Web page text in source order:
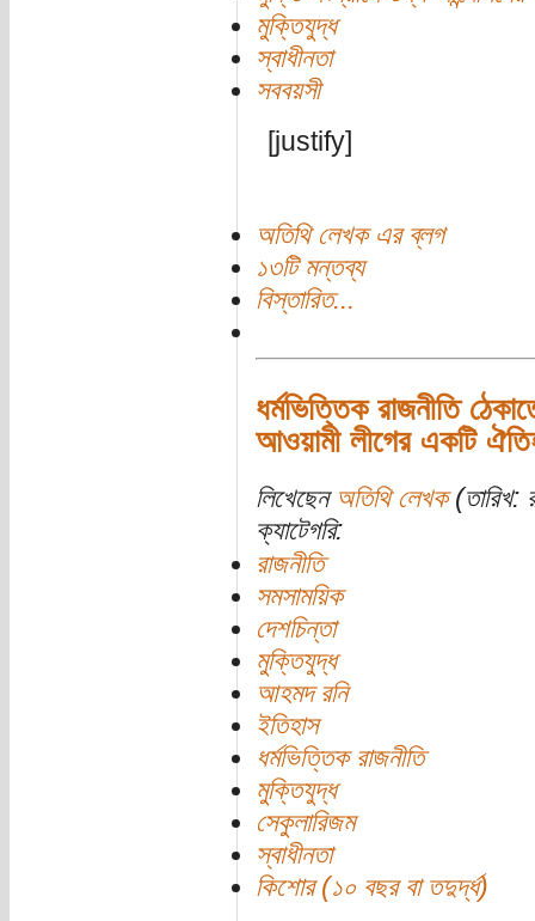
মুক্তিযুদ্ধ
স্বাধীনতা
সববয়সী
[justify]
অতিথি লেখক এর ব্লগ
১৩টি মন্তব্য
বিস্তারিত...
ধর্মভিত্তিক রাজনীতি
আওয়ামী লীগের একটি
লিখেছেন অতিথি লেখক(তারিখ:
ক্যাটেগরি:
রাজনীতি
সমসাময়িক
দেশচিন্তা
মুক্তিযুদ্ধ
আহমদ রনি
ইতিহাস
ধর্মভিত্তিক রাজনীতি
মুক্তিযুদ্ধ
সেকুলারিজম
স্বাধীনতা
কিশোর (১০ বছর বা তদুর্দ্ধ)